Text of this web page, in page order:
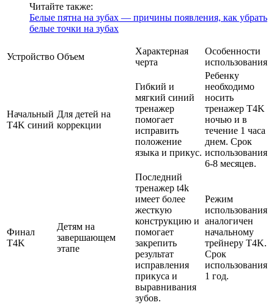
Читайте также:
Белые пятна на зубах — причины появления, как убрать
белые точки на зубах
Устройство Объем
Характерная
черта
Особенности
использования
Начальный
T4K синий
Для детей на
коррекции
Гибкий и
мягкий синий
тренажер
помогает
исправить
положение
языка и прикус.
Ребенку
необходимо
носить
тренажер T4K
ночью и в
течение 1 часа
днем. Срок
использования
6-8 месяцев.
Финал
T4K
Детям на
завершающем
этапе
Последний
тренажер t4k
имеет более
жесткую
конструкцию и
помогает
закрепить
результат
исправления
прикуса и
выравнивания
зубов.
Режим
использования
аналогичен
начальному
трейнеру T4K.
Срок
использования
1 год.